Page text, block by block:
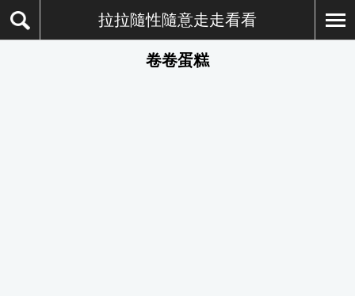
拉拉隨性隨意走走看看
卷卷蛋糕